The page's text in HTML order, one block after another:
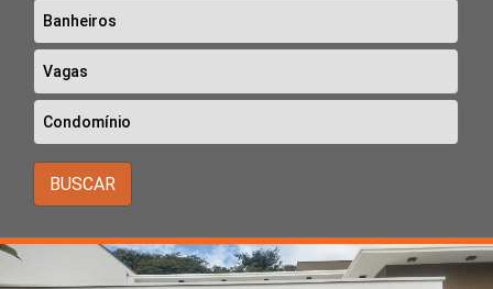
BUSCAR